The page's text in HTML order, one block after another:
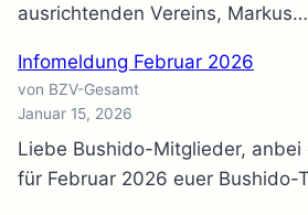
ausrichtenden Vereins, Markus…
Infomeldung Februar 2026
von BZV-Gesamt
Januar 15, 2026
Liebe Bushido-Mitglieder, anbei
für Februar 2026 euer Bushido-